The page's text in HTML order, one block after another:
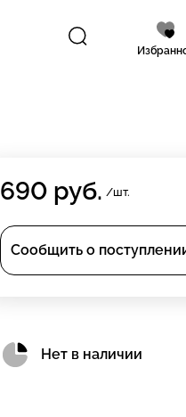
690 руб. /шт.
Сообщить о
Нет в наличии